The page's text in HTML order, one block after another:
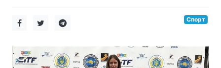
Спорт